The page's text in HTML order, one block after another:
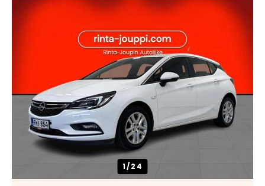
1/24